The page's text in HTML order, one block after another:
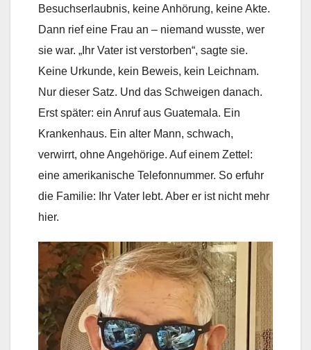
Besuchserlaubnis, keine Anhörung, keine Akte.
Dann rief eine Frau an – niemand wusste, wer
sie war. „Ihr Vater ist verstorben“, sagte sie.
Keine Urkunde, kein Beweis, kein Leichnam.
Nur dieser Satz. Und das Schweigen danach.
Erst später: ein Anruf aus Guatemala. Ein
Krankenhaus. Ein alter Mann, schwach,
verwirrt, ohne Angehörige. Auf einem Zettel:
eine amerikanische Telefonnummer. So erfuhr
die Familie: Ihr Vater lebt. Aber er ist nicht mehr
hier.